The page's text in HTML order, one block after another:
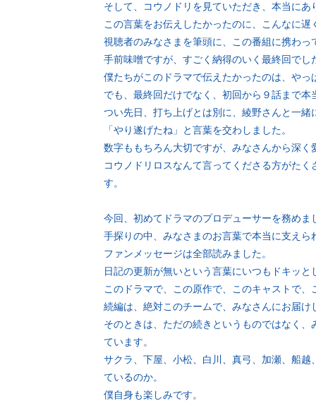
そして、コウノドリを見ていただき、本当にあ
この言葉をお伝えしたかったのに、こんなに
視聴者のみなさまを筆頭に、この番組に携わ
手前味噌ですが、すごく納得のいく最終回でし
僕たちがこのドラマで伝えたかったのは、や
でも、最終回だけでなく、初回から９話まで
つい先日、打ち上げとは別に、綾野さんと一緒
「やり遂げたね」と言葉を交わしました。
数字ももちろん大切ですが、みなさんから深
コウノドリロスなんて言ってくださる方がた
す。
今回、初めてドラマのプロデューサーを務めま
手探りの中、みなさまのお言葉で本当に支えら
ファンメッセージは全部読みました。
日記の更新が無いという言葉にいつもドキッ
このドラマで、この原作で、このキャストで
続編は、絶対このチームで、みなさんにお届け
そのときは、ただの続きというものではなく
ています。
サクラ、下屋、小松、白川、真弓、加瀬、船
ているのか。
僕自身も楽しみです。